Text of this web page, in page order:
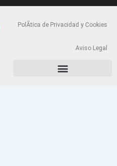
PolÃ­tica de Privacidad y Cookies
Aviso Legal